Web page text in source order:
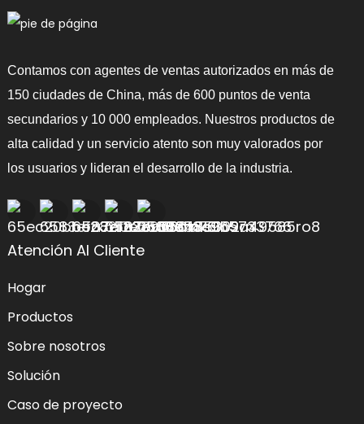
Contamos con agentes de ventas autorizados en más de
150 ciudades de China, más de 600 puntos de venta
secundarios y 10 000 empleados. Nuestros productos de
alta calidad y un servicio atento son muy valorados por
los usuarios y lideran el desarrollo de la industria.
Atención Al Cliente
Hogar
Productos
Sobre nosotros
Solución
Caso de proyecto